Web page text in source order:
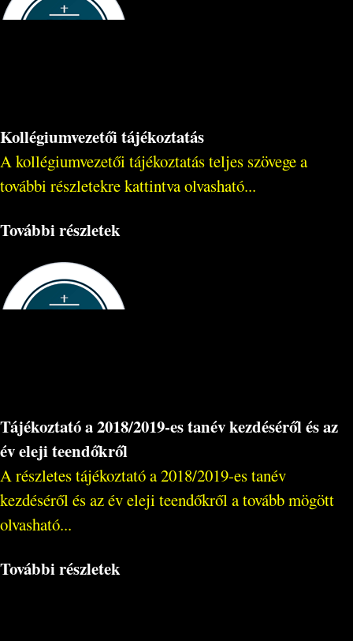
Kollégiumvezetői tájékoztatás
A kollégiumvezetői tájékoztatás teljes szövege a
további részletekre kattintva olvasható...
További részletek
Tájékoztató a 2018/2019-es tanév kezdéséről és az
év eleji teendőkről
A részletes tájékoztató a 2018/2019-es tanév
kezdéséről és az év eleji teendőkről a tovább mögött
olvasható...
További részletek